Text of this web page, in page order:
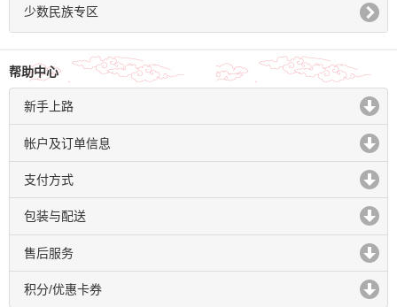
少数民族专区
帮助中心
新手上路
click to expand contents
帐户及订单信息
click to expand contents
支付方式
click to expand contents
包装与配送
click to expand contents
售后服务
click to expand contents
积分/优惠卡券